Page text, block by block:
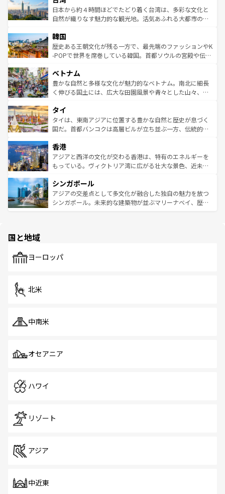
情報はコンテンツ一覧を参照してほしい。
人々、おいしいローカルフードやハワイアンミュージッ
ク、伝統的なフラダンスなど、すべてがハワイの魅力を彩
ワイを、存分に味わってほしい。 なお、新着のハワイ情報
はコンテンツ一覧を参照してほしい。
ク）、タスマニアの美しい原生林やケアンズの熱帯雨林な
ど、見どころがたくさん。また、カフェやワイン、オージ
いる。アクティビティも充実しており、サーフィンやダイ
ビング、ハイキングなど、アウトドア好きにはたまらな
い。オーストラリアの多彩な魅力を存分に味わいつくそ
参照してほしい。
日本から約４時間ほどでたどり着く台湾は、多彩な文化と
自然が織りなす魅力的な観光地。活気あふれる大都市の台
ン）、静ひつな山岳地帯である台湾東部など、都市の喧騒
と山間の静けさが共存しており、訪れる人に新しい発見と
驚きをもたらしてくれる。また、奥深い台湾の食文化も魅
容にもいいと評判のスイーツなど、バラエティ豊かな料理
が味わえる。 なお、新着の台湾情報は コンテンツ一覧を参
照してほしい。
韓国
歴史ある王朝文化が残る一方で、最先端のファッションやK
-POPで世界を席巻している韓国。首都ソウルの宮殿や伝統
き、地方に足を延ばせば四季折々の自然美を楽しむことが
できる。そして、キムチや焼肉、絶品のストリートフード
まで、さまざまな韓国料理が待っている。夜には、韓国な
リティに包まれながら、韓国の多彩な魅力を心ゆくまで味
わってみてほしい。 なお、新着の韓国情報はコンテンツ一
覧を参照してほしい。
ベトナム
豊かな自然と多様な文化が魅力的なベトナム。南北に細長
く伸びる国土には、広大な田園風景や青々とした山々、世
急速な発展と共に伝統が息づく。ハノイの古い町並みやホ
ーチミン市のフランス統治時代の建物も、独特の雰囲気を
醸し出している。また、バラエティの豊かさとおいしさで
とつ。フォーやバインミー、ベトナムコーヒーなどは、ぜ
ひ現地で味わいたい。どの地域を訪れてもあたたかい人々
が旅行者を迎えてくれるので、きっと忘れられない旅にな
参照してほしい。
タイ
タイは、東南アジアに位置する豊かな自然と歴史が息づく
国だ。首都バンコクは高層ビルが立ち並ぶ一方、伝統的な
の活気が交差している。北部ではチェンマイなどの山岳地
帯で自然と触れ合い、南部ではプーケットやクラビの美し
いビーチでリゾート気分を楽しむことができる。タイ料理
激する。気候は一年中温暖で、どの季節にも異なる楽しみ
が待っている。親しみやすいタイの人々、仏教を中心とし
た文化、そして多様な観光資源が、訪れる旅人を魅了し続
香港
アジアと西洋の文化が交わる香港は、特有のエネルギーを
もっている。ヴィクトリア湾に広がる壮大な景色、近未来
み、どこを訪れても感動するはず。観光スポットが密集し
ており、効率よく見どころを回れるのも魅力。息をのむよ
うな絶景から文化的な体験まで、香港を存分に楽しみ尽く
シンガポール
アジアの交差点として多文化が融合した独自の魅力を放つ
シンガポール。未来的な建築物が並ぶマリーナベイ、歴史
で、ホーカーズは地元の風情を楽しめる外せないスポット
国と地域
ヨーロッパ
北米
中南米
オセアニア
ハワイ
リゾート
アジア
中近東